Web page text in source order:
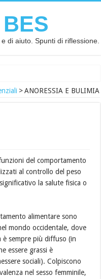
di aiuto. Spunti di riflessione.
> ANORESSIA E BULIMIA
del comportamento
al controllo del peso
la salute fisica o
alimentare sono
mondo occidentale, dove
è sempre più diffuso (in
essere grassi è
sociali). Colpiscono
nel sesso femminile,